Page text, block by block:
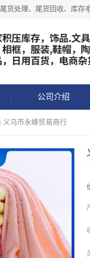
公司介绍
义乌市永峰贸易商行